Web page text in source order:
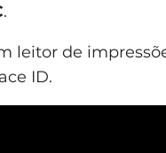
.
leitor de
ID.